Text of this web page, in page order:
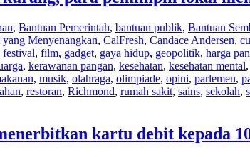
, Bantuan Pemerintah, bantuan publik, Bantuan
Menyenangkan, CalFresh, Candace Andersen,
festival, film, gadget, gaya hidup, geopolitik, harga
, kerawanan pangan, kesehatan, kesehatan mental,
, musik, olahraga, olimpiade, opini, parlemen,
, restoran, Richmond, rumah sakit, sains, sekolah,
kartu debit kepada